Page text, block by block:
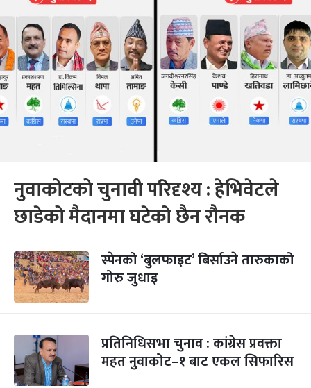
नुवाकोटको चुनावी परिदृश्य : हेभिवेटले
छाडेको मैदानमा घटेको छैन रौनक
स्पेनको ‘बुलफाइट’ बिर्साउने तारुकाको
गोरु जुधाइ
प्रतिनिधिसभा चुनाव : कांग्रेस प्रवक्ता
महत नुवाकोट–१ बाट एकल सिफारिस